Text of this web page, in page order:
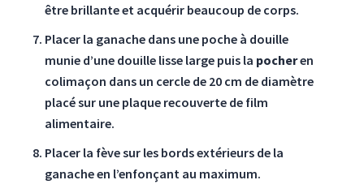
être brillante et acquérir beaucoup de corps.
Placer la ganache dans une poche à douille
munie d’une douille lisse large puis la pocheren
colimaçon dans un cercle de 20 cm de diamètre
placé sur une plaque recouverte de film
alimentaire.
Placer la fève sur les bords extérieurs de la
ganache en l’enfonçant au maximum.